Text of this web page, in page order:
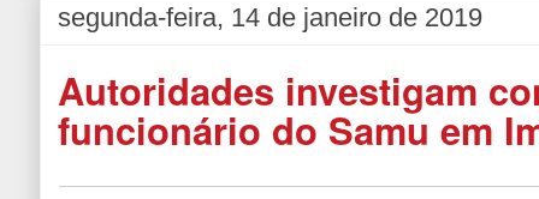
segunda-feira, 14 de janeiro de 2019
Autoridades investigam
funcionário do Samu em